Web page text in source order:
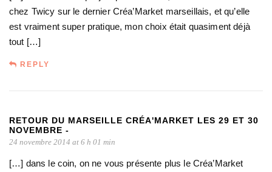
chez Twicy sur le dernier Créa’Market marseillais, et qu’elle
est vraiment super pratique, mon choix était quasiment déjà
tout […]
REPLY
RETOUR DU MARSEILLE CRÉA'MARKET LES 29 ET 30
NOVEMBRE -
24 novembre 2014 at 6 h 01 min
[…] dans le coin, on ne vous présente plus le Créa’Market